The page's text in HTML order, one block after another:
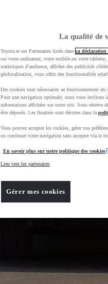
La qualité de
Toyota et ses Partenaires listés dans sa
sur votre ordinateur, votre mobile ou votre
statistiques d’audience, afficher des publicités
géolocalisation, vous offrir des fonctionnalités
Des cookies sont nécessaires au fonctionnement
Pour une navigation optimale, nous vous invitons
informations affichées sur notre site. Sous réserve
être déposés. Les finalités sont décrites dans la
Vous pouvez accepter les cookies, gérer vos
ou continuer votre navigation sans accepter via le
En savoir plus sur notre politique des cookies
Lien vers les partenaires
Gérer mes cookies